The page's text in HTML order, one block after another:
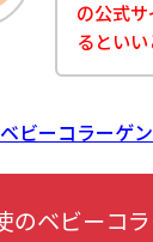
の公式
るとい
ビーコラーゲ
のベビーコ